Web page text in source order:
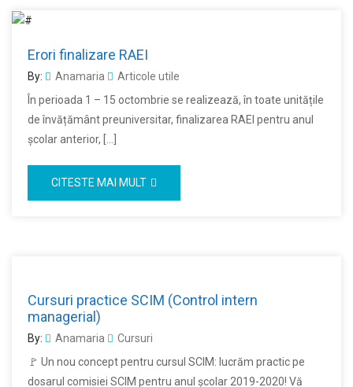
Erori finalizare RAEI
By: Anamaria
Articole utile
În perioada 1 – 15 octombrie se realizează, în toate unitățile
de învățământ preuniversitar, finalizarea RAEI pentru anul
școlar anterior, […]
CITESTE MAI MULT
Cursuri practice SCIM (Control intern
managerial)
By: Anamaria
Cursuri
🚩 Un nou concept pentru cursul SCIM: lucrăm practic pe
dosarul comisiei SCIM pentru anul școlar 2019-2020! Vă